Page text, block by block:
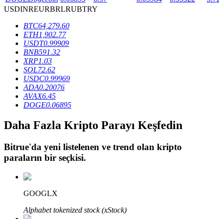
BTR Kilitleme
BTR sahiplerine özel yatırımlar
Krediler
Kripto destekli borçlanma hizmeti
USDINREURBRLRUBTRY
BTC64,279.60
ETH1,902.77
USDT0.99909
BNB591.32
XRP1.03
SOL72.62
USDC0.99969
ADA0.20076
AVAX6.45
DOGE0.06895
Daha Fazla Kripto Parayı Keşfedin
Bitrue'da yeni listelenen ve trend olan kripto
paraların bir seçkisi.
GOOGLX
Alphabet tokenized stock (xStock)